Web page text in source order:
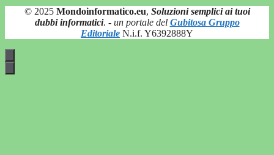
© 2025 Mondoinformatico.eu, Soluzioni semplici ai tuoi
dubbi informatici. - un portale del Gubitosa Gruppo
Editoriale N.i.f. Y6392888Y